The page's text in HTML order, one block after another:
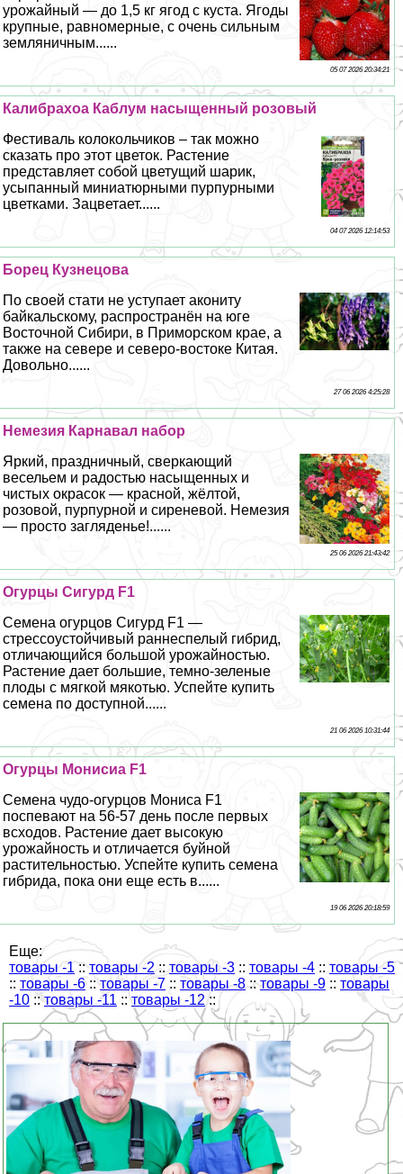
урожайный — до 1,5 кг ягод с куста. Ягоды
крупные, равномерные, с очень сильным
земляничным......
05 07 2026 20:34:21
Калибрахоа Каблум насыщенный розовый
Фестиваль колокольчиков – так можно
сказать про этот цветок. Растение
представляет собой цветущий шарик,
усыпанный миниатюрными пурпурными
цветками. Зацветает......
04 07 2026 12:14:53
Борец Кузнецова
По своей стати не уступает акониту
байкальскому, распространён на юге
Восточной Сибири, в Приморском крае, а
также на севере и северо-востоке Китая.
Довольно......
27 06 2026 4:25:28
Немезия Карнавал набор
Яркий, праздничный, сверкающий
весельем и радостью насыщенных и
чистых окрасок — красной, жёлтой,
розовой, пурпурной и сиреневой. Немезия
— просто загляденье!......
25 06 2026 21:43:42
Огурцы Сигурд F1
Семена огурцов Сигурд F1 —
стрессоустойчивый раннеспелый гибрид,
отличающийся большой урожайностью.
Растение дает большие, темно-зеленые
плоды с мягкой мякотью. Успейте купить
семена по доступной......
21 06 2026 10:31:44
Огурцы Монисиа F1
Семена чудо-огурцов Мониса F1
поспевают на 56-57 день после первых
всходов. Растение дает высокую
урожайность и отличается буйной
растительностью. Успейте купить семена
гибрида, пока они еще есть в......
19 06 2026 20:18:59
Еще:
товары -1 ::товары -2 :: товары -3 :: товары -4 :: товары -5
:: товары -6 ::товары -7 :: товары -8 ::товары -9 :: товары
-10 ::товары -11 :: товары -12::